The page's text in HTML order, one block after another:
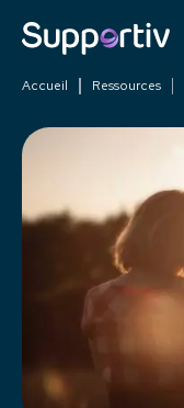
Accueil Ressources